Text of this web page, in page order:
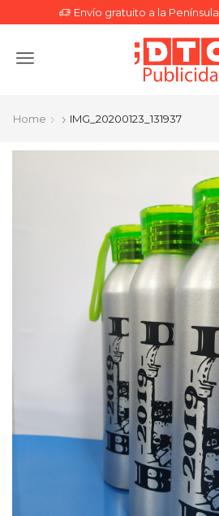
Envío gratuito a la Península
Menu
Home IMG_20200123_131937